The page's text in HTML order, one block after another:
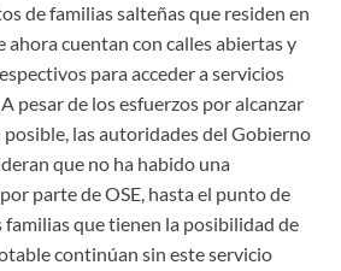
de familias salteñas que residen en
ahora cuentan con calles abiertas y
para acceder a servicios
pesar de los esfuerzos por alcanzar
las autoridades del Gobierno
que no ha habido una
parte de OSE, hasta el punto de
familias que tienen la posibilidad de
continúan sin este servicio